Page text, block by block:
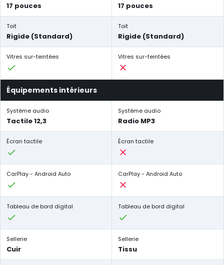
17 pouces 17 pouces
Toit
Rigide (Standard)
Toit
Rigide (Standard)
Vitres sur-teintées Vitres sur-teintées
Équipements intérieurs
Système audio
Tactile 12,3
Système audio
Radio MP3
Écran tactile Écran tactile
CarPlay - Android Auto CarPlay - Android Auto
Tableau de bord digital Tableau de bord digital
Sellerie
Cuir
Sellerie
Tissu